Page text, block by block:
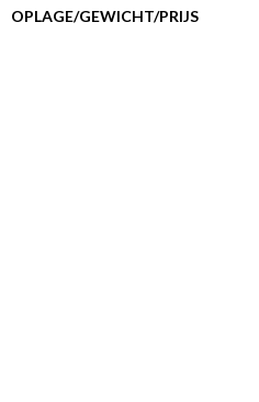
OPLAGE/GEWICHT/PRIJS